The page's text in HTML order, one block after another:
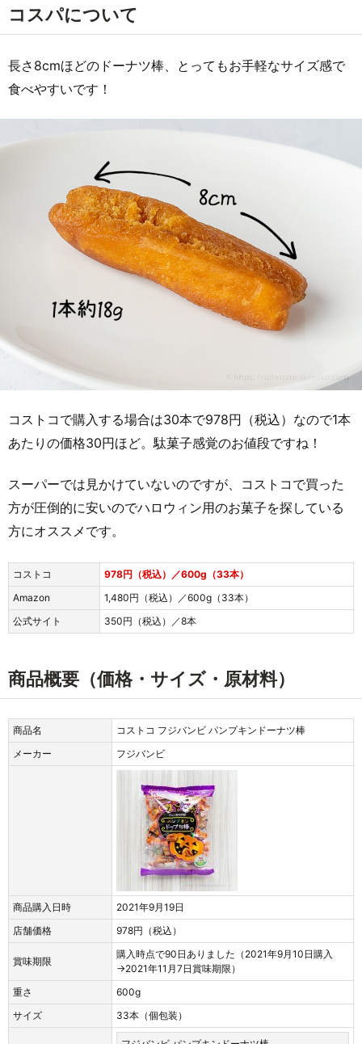
コスパについて
長さ8cmほどのドーナツ棒、とってもお手軽なサイズ感で
食べやすいです！
コストコで購入する場合は30本で978円（税込）なので1本
あたりの価格30円ほど。駄菓子感覚のお値段ですね！
スーパーでは見かけていないのですが、コストコで買った
方が圧倒的に安いのでハロウィン用のお菓子を探している
方にオススメです。
コストコ
978円（税込）／600g（33本）
Amazon
1,480円（税込）／600g（33本）
公式サイト
350円（税込）／8本
商品概要（価格・サイズ・原材料）
商品名
コストコ フジバンビ パンプキンドーナツ棒
メーカー
フジバンビ
商品購入日時
2021年9月19日
店舗価格
978円（税込）
賞味期限
購入時点で90日ありました（2021年9月10日購入
→2021年11月7日賞味期限）
重さ
600g
サイズ
33本（個包装）